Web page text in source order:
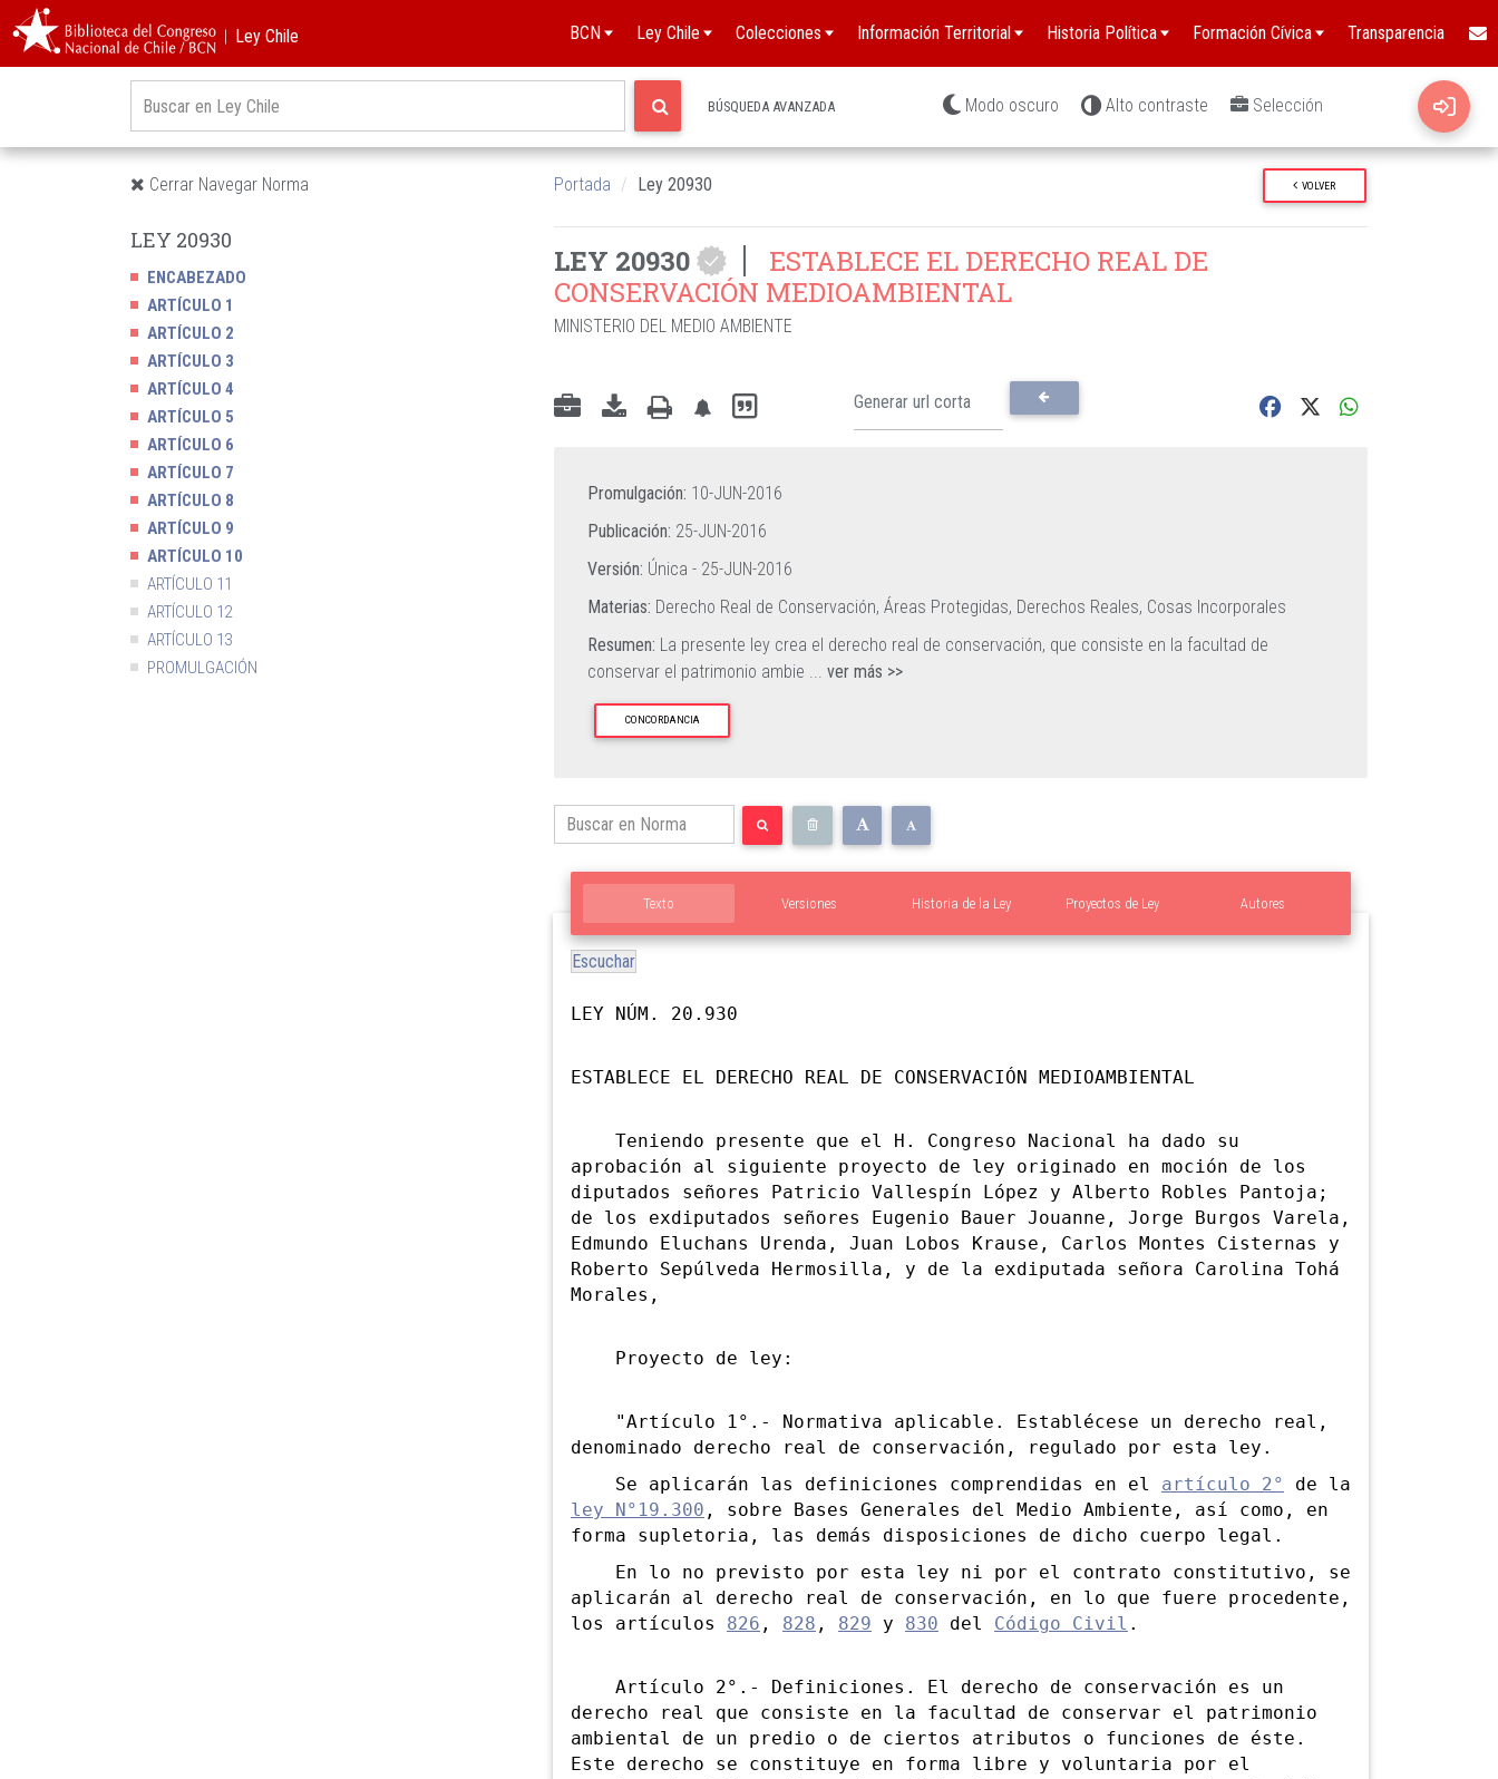
︱Ley Chile BCN Ley Chile Colecciones Información Territorial Historia Política Formación Cívica Transparencia
BÚSQUEDA AVANZADA Modo oscuro Alto contraste Selección
Cerrar Navegar Norma Portada Ley 20930 VOLVER
LEY 20930
ENCABEZADO
ARTÍCULO 1
ARTÍCULO 2
ARTÍCULO 3
ARTÍCULO 4
ARTÍCULO 5
ARTÍCULO 6
ARTÍCULO 7
ARTÍCULO 8
ARTÍCULO 9
ARTÍCULO 10
ARTÍCULO 11
ARTÍCULO 12
ARTÍCULO 13
PROMULGACIÓN
LEY 20930
ESTABLECE EL DERECHO REAL DE
CONSERVACIÓN MEDIOAMBIENTAL
MINISTERIO DEL MEDIO AMBIENTE
Promulgación: 10-JUN-2016
Publicación: 25-JUN-2016
Versión: Única - 25-JUN-2016
Materias: Derecho Real de Conservación, Áreas Protegidas, Derechos Reales, Cosas Incorporales
Resumen: La presente ley crea el derecho real de conservación, que consiste en la facultad de
conservar el patrimonio ambie
ver más >>
CONCORDANCIA
Texto Versiones Proyectos de Ley Autores
Historia de la Ley
Escuchar
LEY NÚM. 20.930
ESTABLECE EL DERECHO REAL DE CONSERVACIÓN MEDIOAMBIENTAL
Teniendo presente que el H. Congreso Nacional ha dado su
aprobación al siguiente proyecto de ley originado en moción de los
diputados señores Patricio Vallespín López y Alberto Robles Pantoja;
de los exdiputados señores Eugenio Bauer Jouanne, Jorge Burgos Varela,
Edmundo Eluchans Urenda, Juan Lobos Krause, Carlos Montes Cisternas y
Roberto Sepúlveda Hermosilla, y de la exdiputada señora Carolina Tohá
Morales,
Proyecto de ley:
"Artículo 1°.- Normativa aplicable. Establécese un derecho real,
denominado derecho real de conservación, regulado por esta ley.
Se aplicarán las definiciones comprendidas en el artículo 2°
de la
ley N°19.300 , sobre Bases Generales del Medio Ambiente, así como, en
forma supletoria, las demás disposiciones de dicho cuerpo legal.
En lo no previsto por esta ley ni por el contrato constitutivo, se
aplicarán al derecho real de conservación, en lo que fuere procedente,
los artículos 826 , 828 , 829 y 830 del Código Civil .
Artículo 2°.- Definiciones. El derecho de conservación es un
derecho real que consiste en la facultad de conservar el patrimonio
ambiental de un predio o de ciertos atributos o funciones de éste.
Este derecho se constituye en forma libre y voluntaria por el